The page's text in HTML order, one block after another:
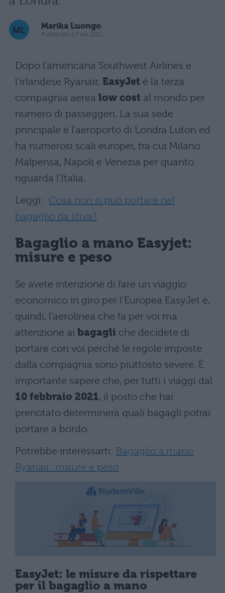
Marika Luongo
Pubblicato il 7 set 2021
Dopo l’americana Southwest Airlines e
l’irlandese Ryanair, EasyJet è la terza
compagnia aerea low cost al mondo per
numero di passeggeri. La sua sede
principale è l’aeroporto di Londra Luton ed
ha numerosi scali europei, tra cui Milano
Malpensa, Napoli e Venezia per quanto
riguarda l’Italia.
Leggi: Cosa non si può portare nel
bagaglio da stiva?
Bagaglio a mano Easyjet:
misure e peso
Se avete intenzione di fare un viaggio
economico in giro per l’Europea EasyJet è,
quindi, l’aerolinea che fa per voi ma
attenzione ai bagagli che decidete di
portare con voi perché le regole imposte
dalla compagnia sono piuttosto severe. È
importante sapere che, per tutti i viaggi dal
10 febbraio 2021, il posto che hai
prenotato determinerà quali bagagli potrai
portare a bordo.
Potrebbe interessarti: Bagaglio a mano
Ryanair: misure e peso
EasyJet: le misure da rispettare
per il bagaglio a mano